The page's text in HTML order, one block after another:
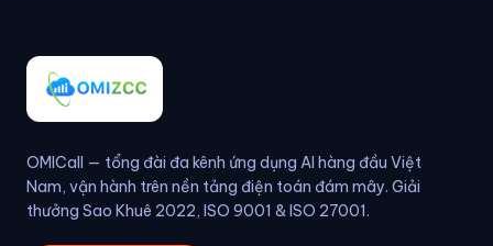
OMICall — tổng đài đa kênh ứng dụng AI hàng đầu Việt
Nam, vận hành trên nền tảng điện toán đám mây. Giải
thưởng Sao Khuê 2022, ISO 9001 & ISO 27001.